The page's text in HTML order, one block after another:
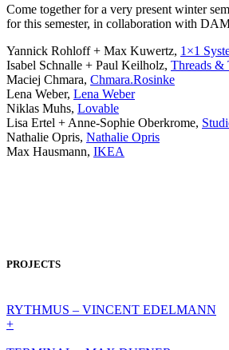
Come together for a very present winter
for this semester, in collaboration with
Yannick Rohloff + Max Kuwertz, 1×1
Isabel Schnalle + Paul Keilholz, Threads &
Maciej Chmara, Chmara.Rosinke
Lena Weber, Lena Weber
Niklas Muhs, Lovable
Lisa Ertel + Anne-Sophie Oberkrome,
Nathalie Opris, Nathalie Opris
Max Hausmann, IKEA
PROJECTS
RYTHMUS – VINCENT EDELMANN
+